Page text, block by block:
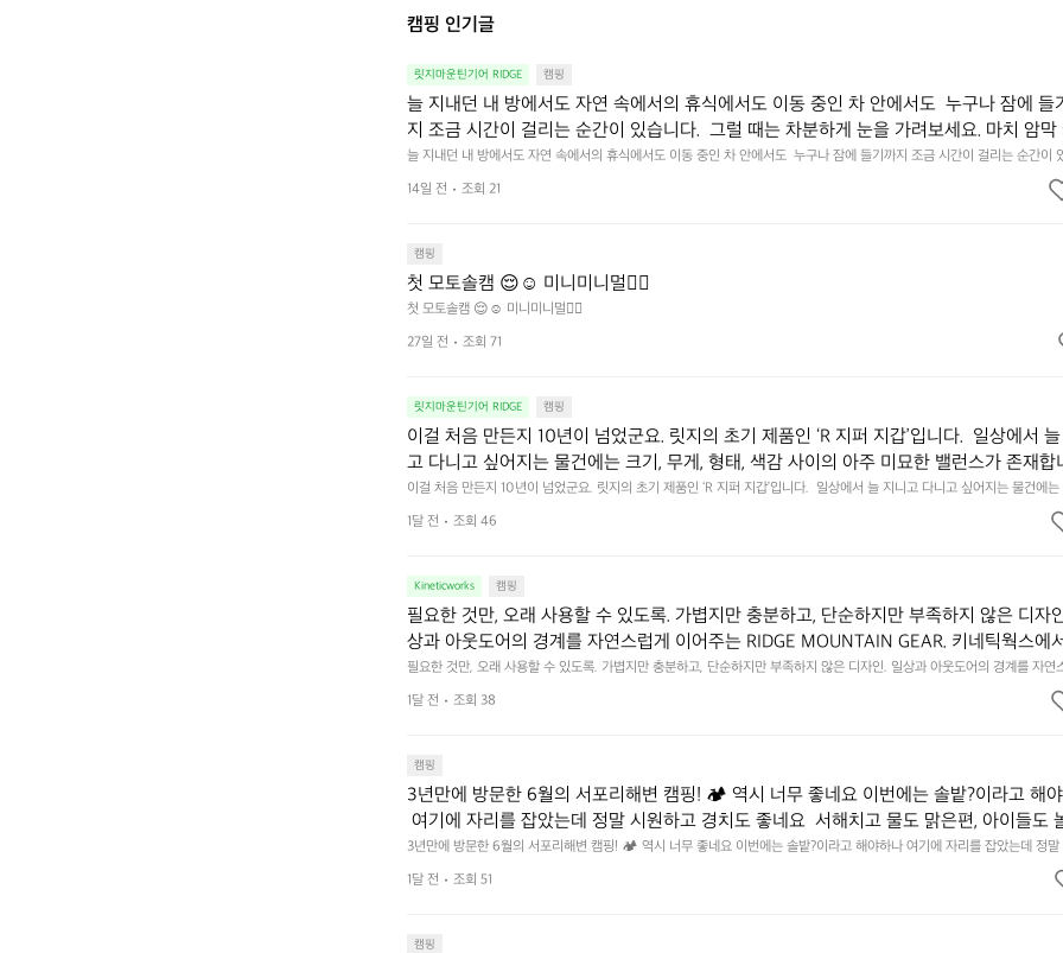
캠핑 인기글
릿지마운틴기어 RIDGE 캠핑
늘 지내던 내 방에서도 자연 속에서의 휴식에서도 이동 중인 차 안에서도  누구나 잠에 들
지 조금 시간이 걸리는 순간이 있습니다.  그럴 때는 차분하게 눈을 가려보세요. 마치 암막
을 조용히 내리듯이.  Polartec® Wind Pro™의 온기가 눈가를 포근히 감싸줍니다.  차가운
를 차단하고, 얼굴에 밀착하여 빛을 막아줍니다.  이 슬립 웜을 쓰는 것만으로 그곳은 나만
늘 지내던 내 방에서도 자연 속에서의 휴식에서도 이동 중인 차 안에서도  누구나 잠에 들기까지 조금 시간이 걸리는 순간이
다.  그럴 때는 차분하게 눈을 가려보세요. 마치 암막 커튼을 조용히 내리듯이.  Polartec® Wind Pro™의 온기가 눈가를 포
줍니다.  차가운 공기를 차단하고, 얼굴에 밀착하여 빛을 막아줍니다.  이 슬립 웜을 쓰는 것만으로 그곳은 나만의 밤이 됩니
14일 전 조회 21
캠핑
첫 모토솔캠 😌☺️ 미니미니멀👌🏼
첫 모토솔캠 😌☺️ 미니미니멀👌🏼
27일 전
조회 71
릿지마운틴기어 RIDGE 캠핑
이걸 처음 만든지 10년이 넘었군요. 릿지의 초기 제품인 ‘R 지퍼 지갑’입니다.  일상에서
고 다니고 싶어지는 물건에는 크기, 무게, 형태, 색감 사이의 아주 미묘한 밸런스가 존재합
예를 들자면 일에 집중하느라 책상 위 가장자리에 대충 걸쳐 놓아도 시야에 걸리적거리
것. R 지퍼 지갑은 바로 그 위화감 없는 균형감에서 출발했습니다.  그중에서도 슬림함에
이걸 처음 만든지 10년이 넘었군요. 릿지의 초기 제품인 ‘R 지퍼 지갑’입니다.  일상에서 늘 지니고 다니고 싶어지는 물건에
무게, 형태, 색감 사이의 아주 미묘한 밸런스가 존재합니다.  예를 들자면 일에 집중하느라 책상 위 가장자리에 대충 걸쳐 놓
야에 걸리적거리지 않는 것. R 지퍼 지갑은 바로 그 위화감 없는 균형감에서 출발했습니다.  그중에서도 슬림함에 철저히 집
1달 전 조회 46
Kineticworks 캠핑
필요한 것만, 오래 사용할 수 있도록. 가볍지만 충분하고, 단순하지만 부족하지 않은 디자
상과 아웃도어의 경계를 자연스럽게 이어주는 RIDGE MOUNTAIN GEAR. 키네틱웍스에
나보세요.
필요한 것만, 오래 사용할 수 있도록. 가볍지만 충분하고, 단순하지만 부족하지 않은 디자인. 일상과 아웃도어의 경계를 자연
1달 전
조회 38
캠핑
3년만에 방문한 6월의 서포리해변 캠핑! 🏕 역시 너무 좋네요 이번에는 솔밭?이라고 해
여기에 자리를 잡았는데 정말 시원하고 경치도 좋네요  서해치고 물도 맑은편, 아이들도
좋고 1박 2일은 넘 짧게 느껴지네요  .1박 1동 1만원 (수금은 7시쯤, 동네에서 관리) .수금
음식물.쓰레기봉투를 1개씩 나누어줌 .솔밭에 바로 화장실있음 .5분거리 cu .2분거리 음
3년만에 방문한 6월의 서포리해변 캠핑! 🏕 역시 너무 좋네요 이번에는 솔밭?이라고 해야하나 여기에 자리를 잡았는데 정말
고 경치도 좋네요  서해치고 물도 맑은편, 아이들도 놀기 좋고 1박 2일은 넘 짧게 느껴지네요  .1박 1동 1만원 (수금은 7시쯤,
관리) .수금하면서 음식물.쓰레기봉투를 1개씩 나누어줌 .솔밭에 바로 화장실있음 .5분거리 cu .2분거리 음식점  항구에서부
1달 전 조회 51
캠핑